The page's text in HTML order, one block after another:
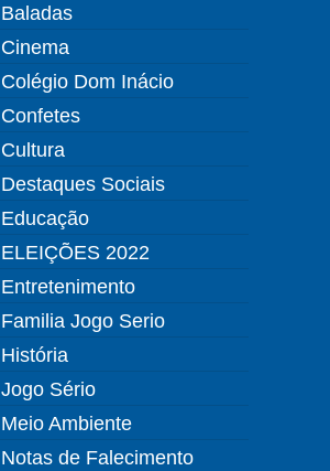
Baladas
Cinema
Colégio Dom Inácio
Confetes
Cultura
Destaques Sociais
Educação
ELEIÇÕES 2022
Entretenimento
Familia Jogo Serio
História
Jogo Sério
Meio Ambiente
Notas de Falecimento